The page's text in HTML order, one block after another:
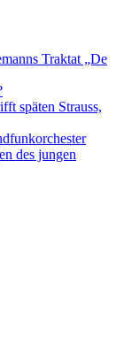
Traktat „De
späten Strauss,
des jungen